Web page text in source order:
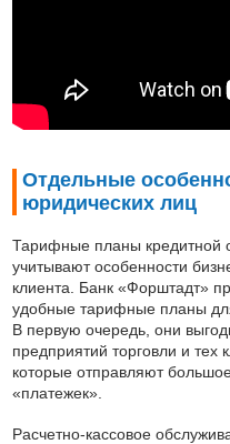
Отдельные
юридических лиц
Тарифные планы кредитной
учитывают особенности
клиента. Банк «Форштадт»
удобные тарифные планы
В первую очередь, они
предприятий торговли и тех
которые отправляют
«платежек».
Расчетно-кассовое